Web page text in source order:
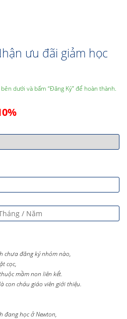
ưu đãi giảm học
dưới và bấm “Đăng Ký” để hoàn thành.
chưa đăng ký nhóm nào,
cọc,
mầm non liên kết.
con cháu giáo viên giới thiệu.
đang học ở Newton,